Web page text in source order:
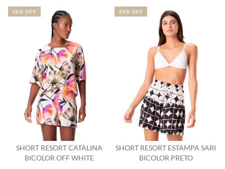
SHORT RESORT CATALINA
BICOLOR OFF WHITE
30% OFF
SHORT RESORT ESTAMPA SARI
BICOLOR PRETO
30% OFF